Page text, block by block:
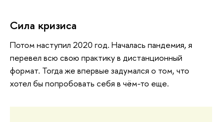
Сила кризиса
Потом наступил 2020 год. Началась пандемия, я
перевел всю свою практику в дистанционный
формат. Тогда же впервые задумался о том, что
хотел бы попробовать себя в чём-то еще.